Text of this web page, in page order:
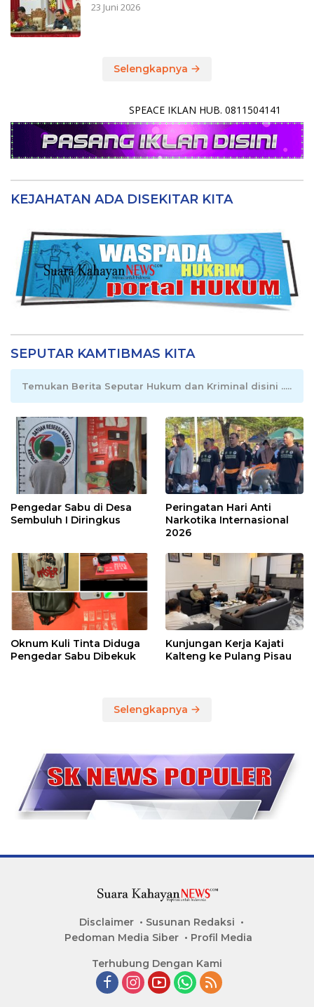
23 Juni 2026
Selengkapnya
SPEACE IKLAN HUB. 0811504141
KEJAHATAN ADA DISEKITAR KITA
SEPUTAR KAMTIBMAS KITA
Temukan Berita Seputar Hukum dan Kriminal disini .....
Pengedar Sabu di Desa
Sembuluh I Diringkus
Peringatan Hari Anti
Narkotika Internasional
2026
Oknum Kuli Tinta Diduga
Pengedar Sabu Dibekuk
Kunjungan Kerja Kajati
Kalteng ke Pulang Pisau
Selengkapnya
Disclaimer
Susunan Redaksi
Pedoman Media Siber
Profil Media
Terhubung Dengan Kami